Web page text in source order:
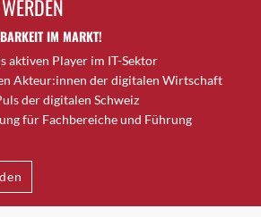
IM MARKT!
aktiven Player im IT-Sektor
Akteur:innen der digitalen Wirtschaft
der digitalen Schweiz
für Fachbereiche und Führung